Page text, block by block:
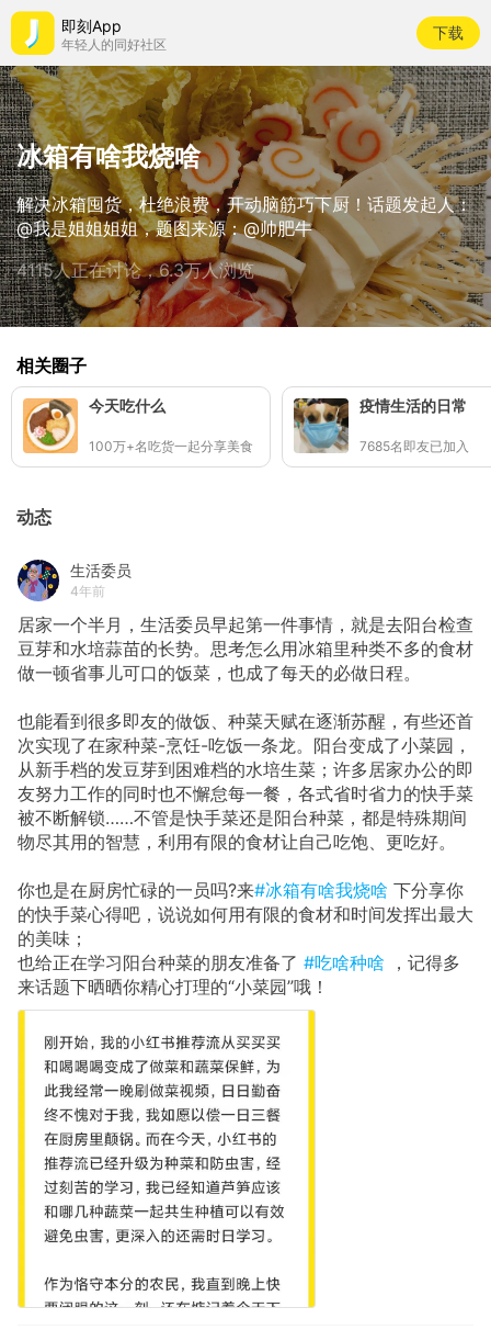
即刻App
年轻人的同好社区
下载
冰箱有啥我烧啥
解决冰箱囤货，杜绝浪费，开动脑筋巧下厨！话题发起人：
@我是姐姐姐姐，题图来源：@帅肥牛
4115人正在讨论，6.3万人浏览
相关圈子
今天吃什么
100万+名吃货一起分享美食
疫情生活的日常
7685名即友已加入
动态
生活委员
4年前
居家一个半月，生活委员早起第一件事情，就是去阳台检查
豆芽和水培蒜苗的长势。思考怎么用冰箱里种类不多的食材
做一顿省事儿可口的饭菜，也成了每天的必做日程。
也能看到很多即友的做饭、种菜天赋在逐渐苏醒，有些还首
次实现了在家种菜-烹饪-吃饭一条龙。阳台变成了小菜园，
从新手档的发豆芽到困难档的水培生菜；许多居家办公的即
友努力工作的同时也不懈怠每一餐，各式省时省力的快手菜
被不断解锁……不管是快手菜还是阳台种菜，都是特殊期间
物尽其用的智慧，利用有限的食材让自己吃饱、更吃好。
你也是在厨房忙碌的一员吗?来#冰箱有啥我烧啥 下分享你
的快手菜心得吧，说说如何用有限的食材和时间发挥出最大
的美味；
也给正在学习阳台种菜的朋友准备了 #吃啥种啥
，记得多
来话题下晒晒你精心打理的“小菜园”哦！